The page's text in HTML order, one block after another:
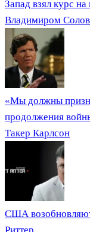
Запад взял курс
Владимиром
«Мы должны
продолжения
Такер Карлсон
США
Риттер